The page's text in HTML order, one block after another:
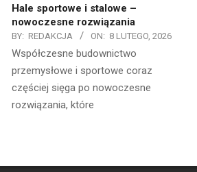
Hale sportowe i stalowe –
nowoczesne rozwiązania
BY: REDAKCJA ON: 8 LUTEGO, 2026
Współczesne budownictwo
przemysłowe i sportowe coraz
częściej sięga po nowoczesne
rozwiązania, które